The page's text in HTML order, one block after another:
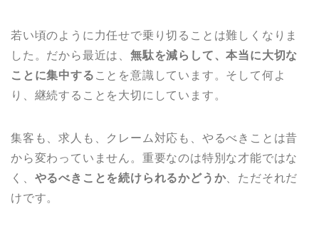
若い頃のように力任せで乗り切ることは難しくなりま
した。だから最近は、 無駄を減らして、本当に大切な
ことに集中する ことを意識しています。そして何よ
り、継続することを大切にしています。
集客も、求人も、クレーム対応も、やるべきことは昔
から変わっていません。重要なのは特別な才能ではな
く、 やるべきことを続けられるかどうか、ただそれだ
けです。